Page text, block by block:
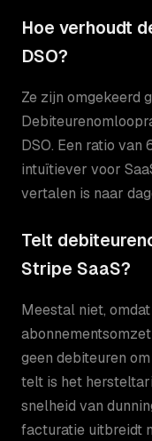
Hoe verhoudt
DSO?
Ze zijn omgekeerd
DSO. Een ratio van
intuïtiever voor
vertalen is naar
Telt
Stripe SaaS?
Meestal niet,
geen debiteuren
telt is het
snelheid van
facturatie uitbreidt